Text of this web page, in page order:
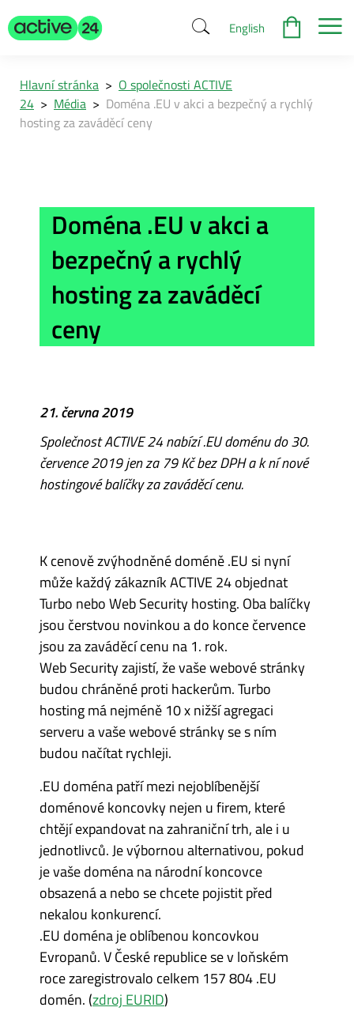
English
Hlavní stránka > O společnosti ACTIVE
24 > Média > Doména .EU v akci a bezpečný a rychlý
hosting za zaváděcí ceny
Doména .EU v akci a
bezpečný a rychlý
hosting za zaváděcí
ceny
21. června 2019
Společnost ACTIVE 24 nabízí .EU doménu do 30.
července 2019 jen za 79 Kč bez DPH a k ní nové
hostingové balíčky za zaváděcí cenu.
K cenově zvýhodněné doméně .EU si nyní
může každý zákazník ACTIVE 24 objednat
Turbo nebo Web Security hosting. Oba balíčky
jsou čerstvou novinkou a do konce července
jsou za zaváděcí cenu na 1. rok.
Web Security zajistí, že vaše webové stránky
budou chráněné proti hackerům. Turbo
hosting má nejméně 10 x nižší agregaci
serveru a vaše webové stránky se s ním
budou načítat rychleji.
.EU doména patří mezi nejoblíbenější
doménové koncovky nejen u firem, které
chtějí expandovat na zahraniční trh, ale i u
jednotlivců. Je výbornou alternativou, pokud
je vaše doména na národní koncovce
obsazená a nebo se chcete pojistit před
nekalou konkurencí.
.EU doména je oblíbenou koncovkou
Evropanů. V České republice se v loňském
roce zaregistrovalo celkem 157 804 .EU
domén. (zdroj EURID)